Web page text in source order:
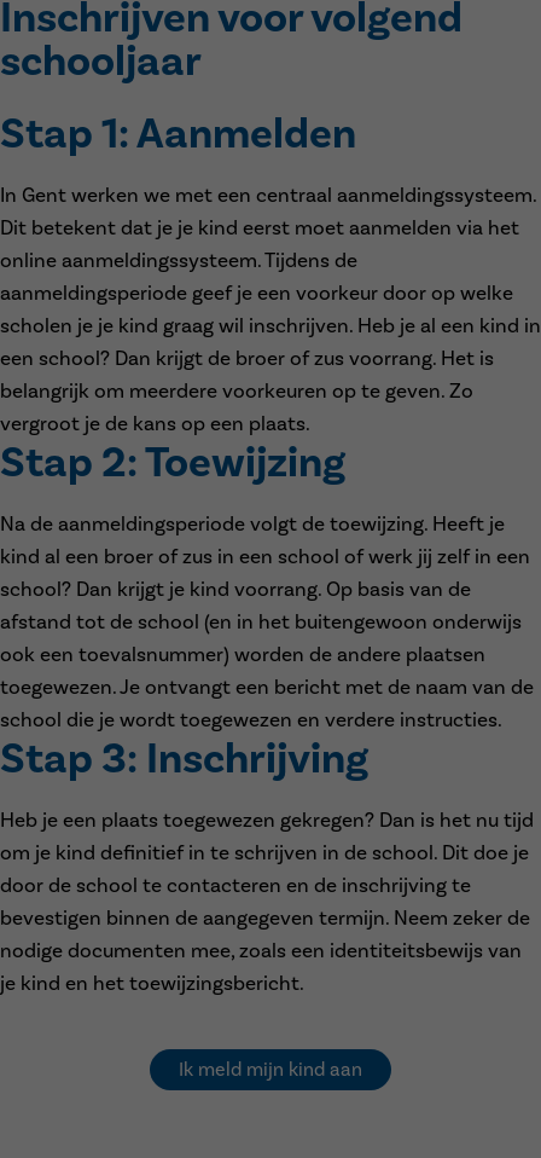
Inschrijven voor volgend
schooljaar
Stap 1: Aanmelden
In Gent werken we met een centraal aanmeldingssysteem.
Dit betekent dat je je kind eerst moet aanmelden via het
online aanmeldingssysteem. Tijdens de
aanmeldingsperiode geef je een voorkeur door op welke
scholen je je kind graag wil inschrijven. Heb je al een kind in
een school? Dan krijgt de broer of zus voorrang. Het is
belangrijk om meerdere voorkeuren op te geven. Zo
vergroot je de kans op een plaats.
Stap 2: Toewijzing
Na de aanmeldingsperiode volgt de toewijzing. Heeft je
kind al een broer of zus in een school of werk jij zelf in een
school? Dan krijgt je kind voorrang. Op basis van de
afstand tot de school (en in het buitengewoon onderwijs
ook een toevalsnummer) worden de andere plaatsen
toegewezen. Je ontvangt een bericht met de naam van de
school die je wordt toegewezen en verdere instructies.
Stap 3: Inschrijving
Heb je een plaats toegewezen gekregen? Dan is het nu tijd
om je kind definitief in te schrijven in de school. Dit doe je
door de school te contacteren en de inschrijving te
bevestigen binnen de aangegeven termijn. Neem zeker de
nodige documenten mee, zoals een identiteitsbewijs van
je kind en het toewijzingsbericht.
Ik meld mijn kind aan